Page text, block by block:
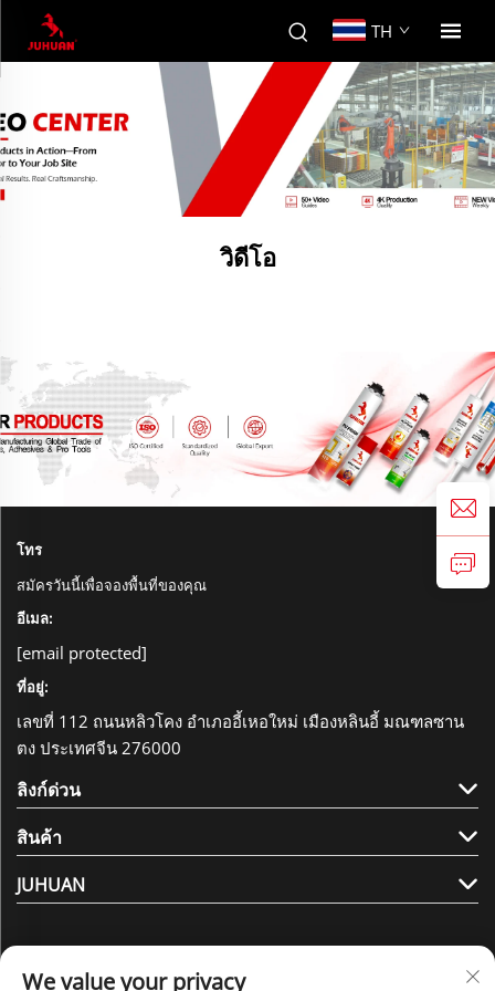
TH
วิดีโอ
โทร
สมัครวันนี้เพื่อจองพื้นที่ของคุณ
อีเมล:
[email protected]
ที่อยู่:
เลขที่ 112 ถนนหลิวโคง อำเภออี้เหอใหม่ เมืองหลินอี้ มณฑลซาน
ตง ประเทศจีน 276000
ลิงก์ด่วน
สินค้า
JUHUAN
We value your privacy